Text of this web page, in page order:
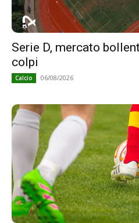
Serie D, mercato
colpi
Calcio 06/08/2026